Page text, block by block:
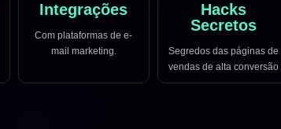
Integrações
Com plataformas de e-
mail marketing.
Hacks
Secretos
Segredos das páginas de
vendas de alta conversão